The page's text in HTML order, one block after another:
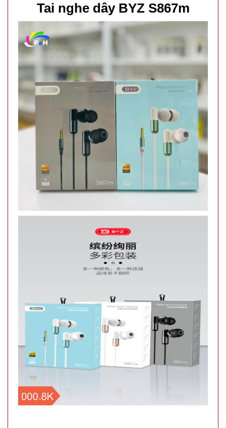
Tai nghe dây BYZ S867m004825
38.000 đ
TRẠNG:
CÒN HÀNG
Bảo
hành:
Test ,
Cân nặng :
Đặt
004446
GIÁ:
21.000 đ
Bảo